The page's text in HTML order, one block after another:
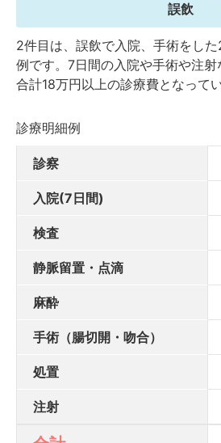
誤飲
2件目は、誤飲で入院、手術をし
例です。7日間の入院や手術や注射
合計18万円以上の診療費となってい
診療明細例
診察
入院(7日間)
検査
静脈留置・点滴
麻酔
手術（腸切開・吻合）
処置
注射